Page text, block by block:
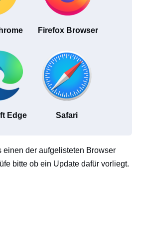
Firefox Browser
Edge Safari
einen der aufgelisteten Browser
bitte ob ein Update dafür vorliegt.